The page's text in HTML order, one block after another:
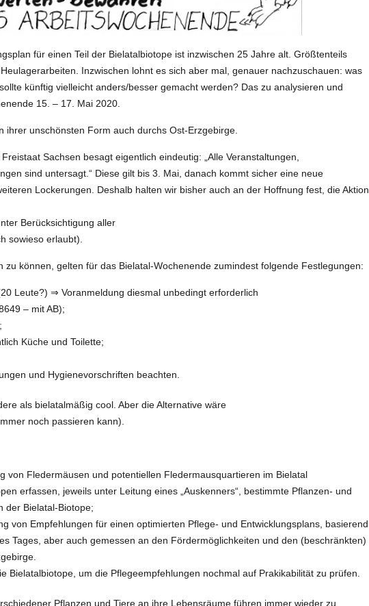
für einen Teil der Bielatalbiotope ist inzwischen 25 Jahre alt. Größtenteils
Inzwischen lohnt es sich aber mal, genauer nachzuschauen: was
künftig vielleicht anders/besser gemacht werden? Das zu analysieren und
15. – 17. Mai 2020.
ihrer unschönsten Form auch durchs Ost-Erzgebirge.
Sachsen besagt eigentlich eindeutig: „Alle Veranstaltungen,
sind untersagt.“ Diese gilt bis 3. Mai, danach kommt sicher eine neue
Lockerungen. Deshalb halten wir bisher auch an der Hoffnung fest, die Aktion
Berücksichtigung aller
sowieso erlaubt).
zu können, gelten für das Bielatal-Wochenende zumindest folgende Festlegungen:
Leute?) ⇒ Voranmeldung diesmal unbedingt erforderlich
– mit AB);
Küche und Toilette;
und Hygienevorschriften beachten.
als bielatalmäßig cool. Aber die Alternative wäre
noch passieren kann).
von Fledermäusen und potentiellen Fledermausquartieren im Bielatal
erfassen, jeweils unter Leitung eines „Auskenners“, bestimmte Pflanzen- und
der Bielatal-Biotope;
von Empfehlungen für einen optimierten Pflege- und Entwicklungsplans, basierend
Tages, aber auch gemessen an den Fördermöglichkeiten und den (beschränkten)
Bielatalbiotope, um die Pflegeempfehlungen nochmal auf Prakikabilität zu prüfen.
Pflanzen und Tiere an ihre Lebensräume führen immer wieder zu